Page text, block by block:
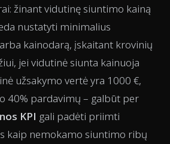
žinant vidutinę siuntimo kainą
nustatyti minimalius
kainodarą, įskaitant krovinių
jei vidutinė siunta kainuoja
užsakymo vertė yra 1000 €,
40% pardavimų – galbūt per
KPI gali padėti priimti
kaip nemokamo siuntimo ribų